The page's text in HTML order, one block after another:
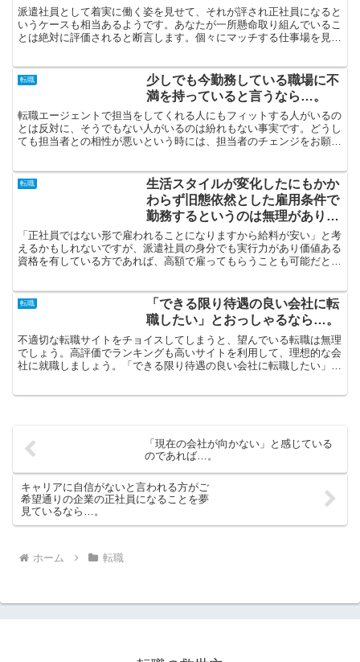
派遣社員として着実に働く姿を見せて、それが評され正社員になると
いうケースも相当あるようです。あなたが一所懸命取り組んでいるこ
とは絶対に評価されると断言します。個々にマッチする仕事場を見つ
転職
少しでも今勤務している職場に不
満を持っていると言うなら…。
転職エージェントで担当をしてくれる人にもフィットする人がいるの
とは反対に、そうでもない人がいるのは紛れもない事実です。どうし
ても担当者との相性が悪いという時には、担当者のチェンジをお願い
転職
生活スタイルが変化したにもかか
わらず旧態依然とした雇用条件で
勤務するというのは無理がありま
す…。
「正社員ではない形で雇われることになりますから給料が安い」と考
えるかもしれないですが、派遣社員の身分でも実行力があり価値ある
資格を有している方であれば、高額で雇ってもらうことも可能だと断
転職
「できる限り待遇の良い会社に転
職したい」とおっしゃるなら…。
不適切な転職サイトをチョイスしてしまうと、望んでいる転職は無理
でしょう。高評価でランキングも高いサイトを利用して、理想的な会
社に就職しましょう。「できる限り待遇の良い会社に転職したい」と
「現在の会社が向かない」と感じている
のであれば…。
キャリアに自信がないと言われる方がご
希望通りの企業の正社員になることを夢
見ているなら…。
ホーム 転職